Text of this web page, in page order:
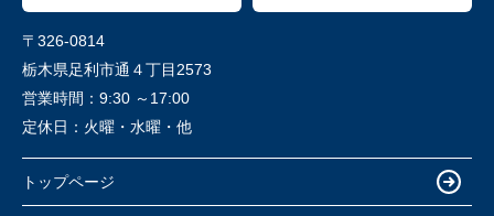
〒326-0814
栃木県足利市通４丁目2573
営業時間： 9:30 ～17:00
定休日： 火曜・水曜・他
トップページ